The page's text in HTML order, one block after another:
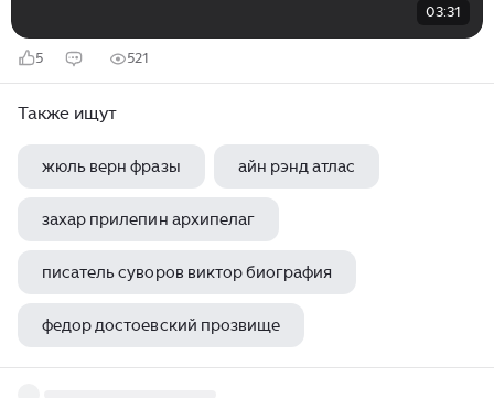
03:31
5 521
Также ищут
жюль верн фразы айн рэнд атлас
захар прилепин архипелаг
писатель суворов виктор биография
федор достоевский прозвище